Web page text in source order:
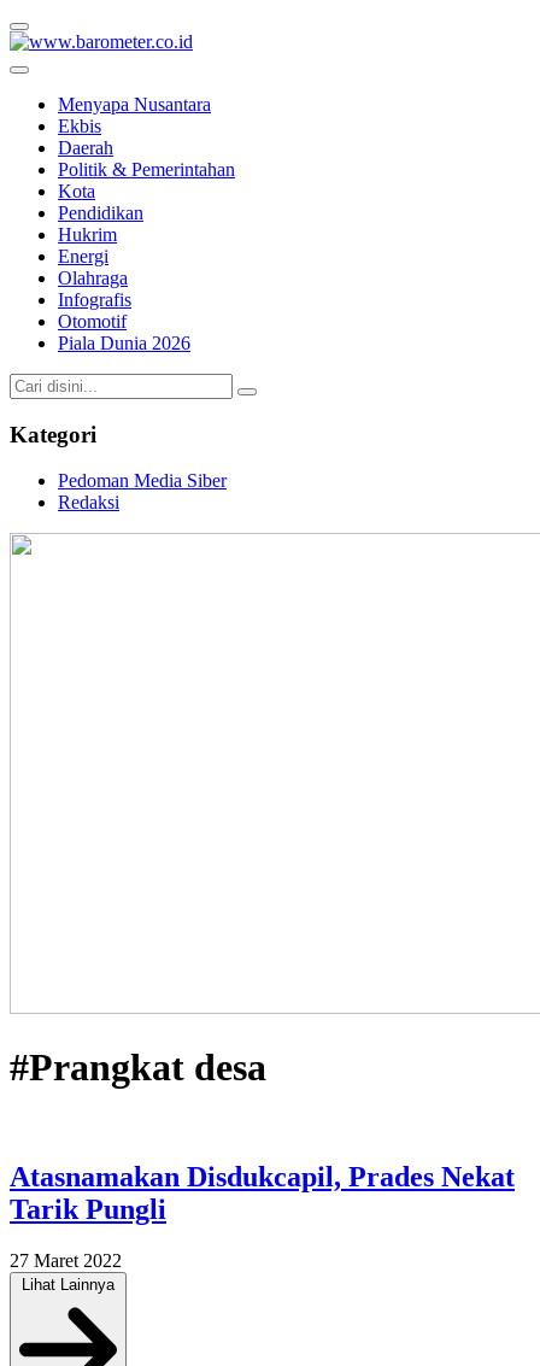
Menyapa Nusantara
Ekbis
Daerah
Politik & Pemerintahan
Kota
Pendidikan
Hukrim
Energi
Olahraga
Infografis
Otomotif
Piala Dunia 2026
Kategori
Pedoman Media Siber
Redaksi
#Prangkat desa
Atasnamakan Disdukcapil, Prades Nekat
Tarik Pungli
27 Maret 2022
Lihat Lainnya